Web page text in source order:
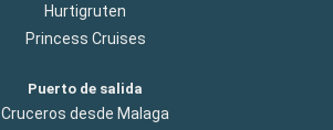
Hurtigruten
Princess Cruises
Puerto de salida
Cruceros desde Malaga